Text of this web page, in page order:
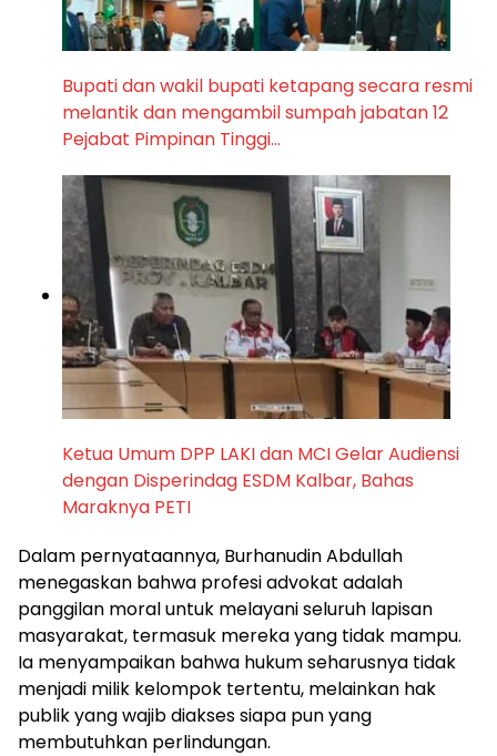
Bupati dan wakil bupati ketapang secara resmi
melantik dan mengambil sumpah jabatan 12
Pejabat Pimpinan Tinggi…
Ketua Umum DPP LAKI dan MCI Gelar Audiensi
dengan Disperindag ESDM Kalbar, Bahas
Maraknya PETI
Dalam pernyataannya, Burhanudin Abdullah
menegaskan bahwa profesi advokat adalah
panggilan moral untuk melayani seluruh lapisan
masyarakat, termasuk mereka yang tidak mampu.
Ia menyampaikan bahwa hukum seharusnya tidak
menjadi milik kelompok tertentu, melainkan hak
publik yang wajib diakses siapa pun yang
membutuhkan perlindungan.